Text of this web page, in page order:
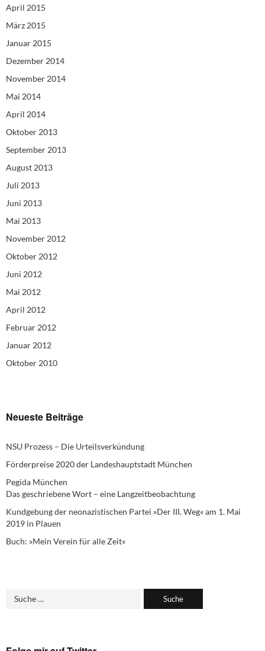
April 2015
März 2015
Januar 2015
Dezember 2014
November 2014
Mai 2014
April 2014
Oktober 2013
September 2013
August 2013
Juli 2013
Juni 2013
Mai 2013
November 2012
Oktober 2012
Juni 2012
Mai 2012
April 2012
Februar 2012
Januar 2012
Oktober 2010
Neueste Beiträge
NSU Prozess – Die Urteilsverkündung
Förderpreise 2020 der Landeshauptstadt München
Pegida München
Das geschriebene Wort – eine Langzeitbeobachtung
Kundgebung der neonazistischen Partei »Der III. Weg« am 1. Mai
2019 in Plauen
Buch: »Mein Verein für alle Zeit«